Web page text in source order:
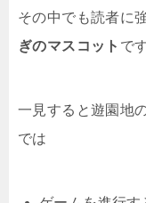
その中でも読者に
ぎのマスコット で
一見すると遊園地
では